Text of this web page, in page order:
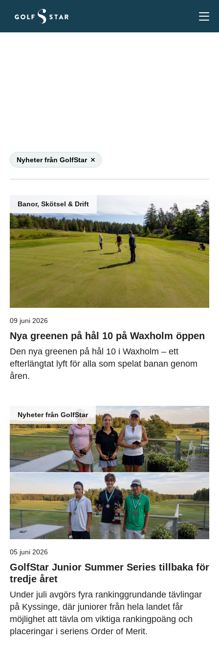
Nyheter från GolfStar
Banor, Skötsel & Drift
09 juni 2026
Nya greenen på hål 10 på Waxholm öppen
Den nya greenen på hål 10 i Waxholm – ett
efterlängtat lyft för alla som spelat banan genom
åren.
Nyheter från GolfStar
05 juni 2026
GolfStar Junior Summer Series tillbaka för
tredje året
Under juli avgörs fyra rankinggrundande tävlingar
på Kyssinge, där juniorer från hela landet får
möjlighet att tävla om viktiga rankingpoäng och
placeringar i seriens Order of Merit.